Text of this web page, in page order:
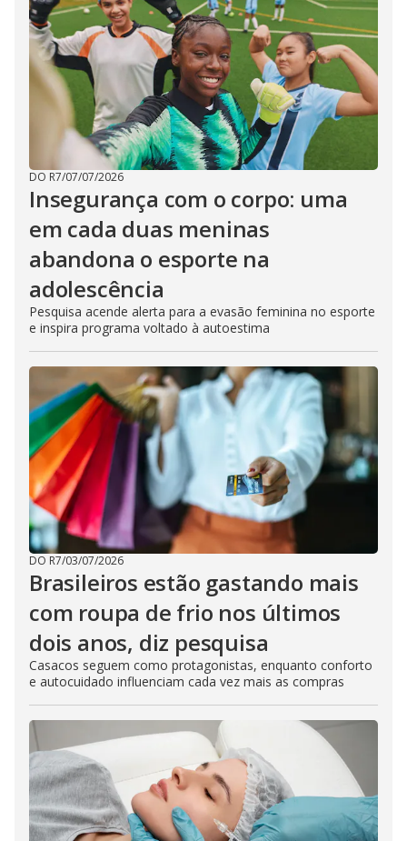
DO R7/07/07/2026
Insegurança com o corpo: uma
em cada duas meninas
abandona o esporte na
adolescência
Pesquisa acende alerta para a evasão feminina no esporte
e inspira programa voltado à autoestima
DO R7/03/07/2026
Brasileiros estão gastando mais
com roupa de frio nos últimos
dois anos, diz pesquisa
Casacos seguem como protagonistas, enquanto conforto
e autocuidado influenciam cada vez mais as compras